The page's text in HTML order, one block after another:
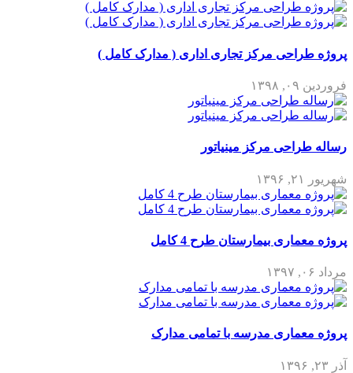
پروژه طراحی مرکز تجاری اداری ( مدارک کامل )
فروردین ۰۹, ۱۳۹۸
رساله طراحی مرکز مینیاتور
شهریور ۲۱, ۱۳۹۶
پروژه معماری بیمارستان طرح 4 کامل
مرداد ۰۶, ۱۳۹۷
پروژه معماری مدرسه با تمامی مدارک
آذر ۲۳, ۱۳۹۶